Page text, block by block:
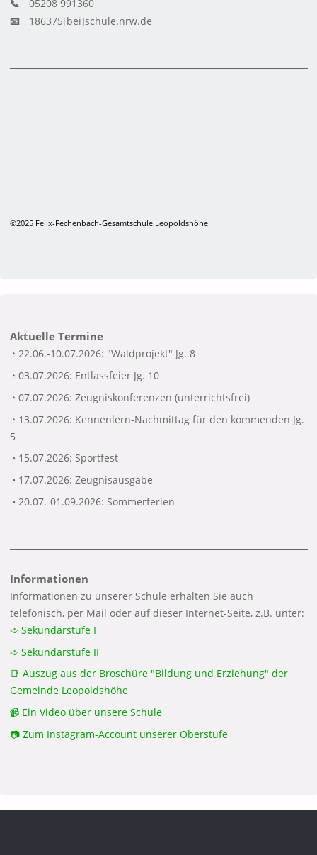
📞
05208 991360
📧
186375[bei]schule.nrw.de
©2025 Felix-Fechenbach-Gesamtschule Leopoldshöhe
Aktuelle Termine
◔ 22.06.-10.07.2026: "Waldprojekt" Jg. 8
◔ 03.07.2026: Entlassfeier Jg. 10
◔ 07.07.2026: Zeugniskonferenzen (unterrichtsfrei)
◔ 13.07.2026: Kennenlern-Nachmittag für den kommenden Jg.
5
◔ 15.07.2026: Sportfest
◔ 17.07.2026: Zeugnisausgabe
◔ 20.07.-01.09.2026: Sommerferien
Informationen
Informationen zu unserer Schule erhalten Sie auch
telefonisch, per Mail oder auf dieser Internet-Seite, z.B. unter:
➪ Sekundarstufe I
➪ Sekundarstufe II
📑 Auszug aus der Broschüre "Bildung und Erziehung" der
Gemeinde Leopoldshöhe
📹 Ein Video über unsere Schule
📷 Zum Instagram-Account unserer Oberstufe